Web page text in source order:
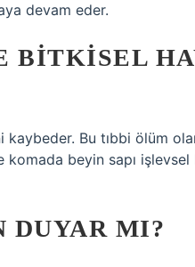
devam eder.
BITKISEL
Bu tıbbi ölüm
beyin sapı işlevsel
DUYAR MI?